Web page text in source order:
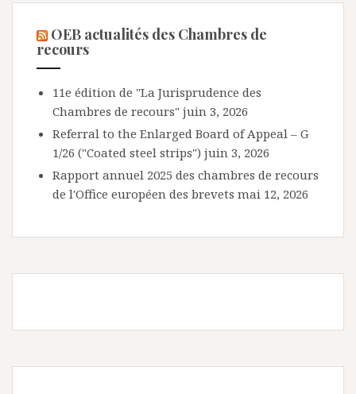
OEB actualités des Chambres de
recours
11e édition de "La Jurisprudence des
Chambres de recours" juin 3, 2026
Referral to the Enlarged Board of Appeal – G
1/26 ("Coated steel strips") juin 3, 2026
Rapport annuel 2025 des chambres de recours
de l'Office européen des brevets mai 12, 2026